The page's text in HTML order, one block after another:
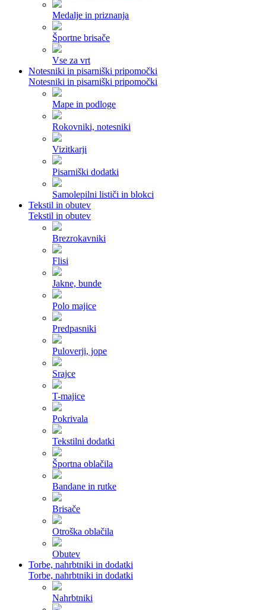
Medalje in priznanja
Športne brisače
Vse za vrt
Notesniki in pisarniški pripomočki
Notesniki in pisarniški pripomočki
Mape in podloge
Rokovniki, notesniki
Vizitkarji
Pisarniški dodatki
Samolepilni lističi in blokci
Tekstil in obutev
Tekstil in obutev
Brezrokavniki
Flisi
Jakne, bunde
Polo majice
Predpasniki
Puloverji, jope
Srajce
T-majice
Pokrivala
Tekstilni dodatki
Športna oblačila
Bandane in rutke
Brisače
Otroška oblačila
Obutev
Torbe, nahrbtniki in dodatki
Torbe, nahrbtniki in dodatki
Nahrbtniki